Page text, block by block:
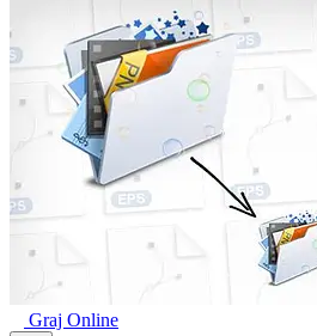
Graj Online